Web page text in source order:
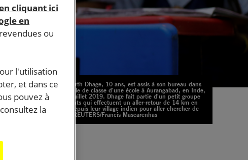
Siddharth Dhage, 10 ans, est assis à son bureau dans
une salle de classe d'une école à Aurangabad, en Inde,
le 18 juillet 2019. Dhage fait partie d'un petit groupe
d'enfants qui effectuent un aller-retour de 14 km en
train depuis leur village indien pour aller chercher de
l'eau. REUTERS/Francis Mascarenhas
leur
cliquant ici
en
ou
l'utilisation
et dans ce
pouvez à
la